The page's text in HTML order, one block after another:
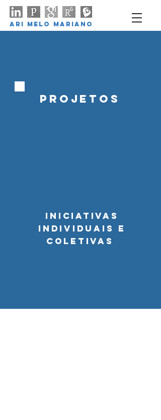
ARI MELO MARIANO
iniciativas
individuais e
coletivas
projetos